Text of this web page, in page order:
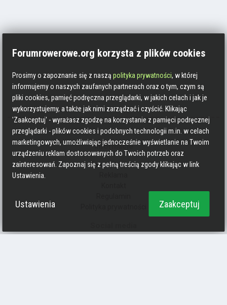
Informacje
Zasady pisania
Forumrowerowe.org korzysta z plików cookies
Prosimy o zapoznanie się z nasząpolityka prywatności, w której
informujemy o naszych zaufanych partnerach oraz o tym, czym są
pliki cookies, pamięć podręczna przeglądarki, w jakich celach i jak je
wykorzystujemy, a także jak nimi zarządzać i czyścić. Klikając
'Zaakceptuj' - wyrażasz zgodzę na korzystanie z pamięci podręcznej
przeglądarki - plików cookies i podobnych technologii m.in. w celach
marketingowych, umożliwiając jednocześnie wyświetlanie na Twoim
urządzeniu reklam dostosowanych do Twoich potrzeb oraz
zainteresowań. Zapoznaj się z pełną treścią zgody klikając w link
Ustawienia.
Ustawienia Zaakceptuj